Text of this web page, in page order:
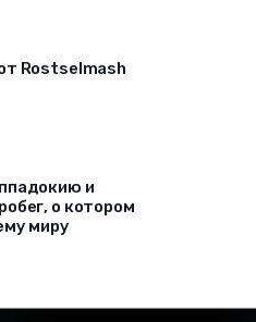
Rostselmash
и
о котором
миру